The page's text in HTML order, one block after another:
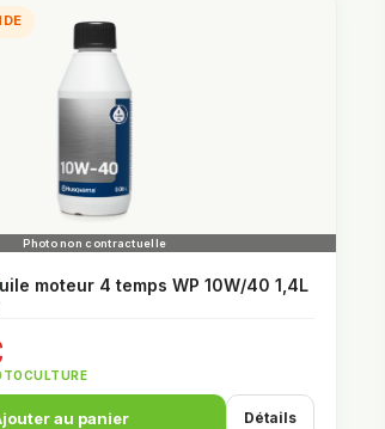
moteur 4 temps WP 10W/40 1,4L
au panier Détails